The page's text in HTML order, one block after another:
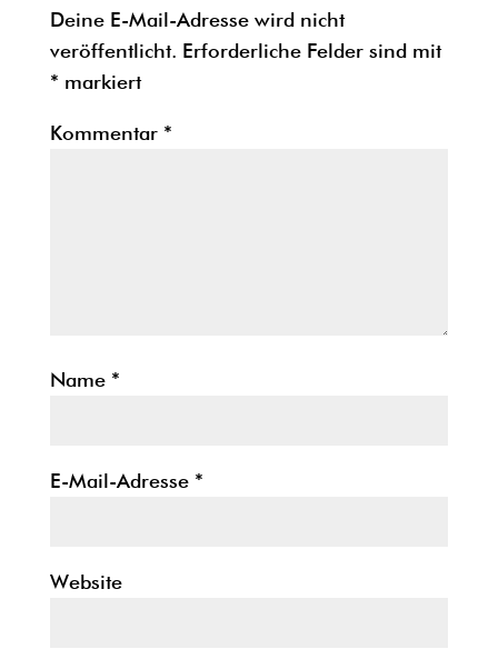
Deine E-Mail-Adresse wird nicht
veröffentlicht. Erforderliche Felder sind mit
* markiert
Kommentar *
Name *
E-Mail-Adresse *
Website